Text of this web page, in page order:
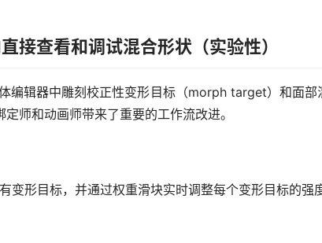
查看和调试混合形状（实验性）
编辑器中雕刻校正性变形目标（morph target）和面部
师和动画师带来了重要的工作流改进。
形目标，并通过权重滑块实时调整每个变形目标的强度